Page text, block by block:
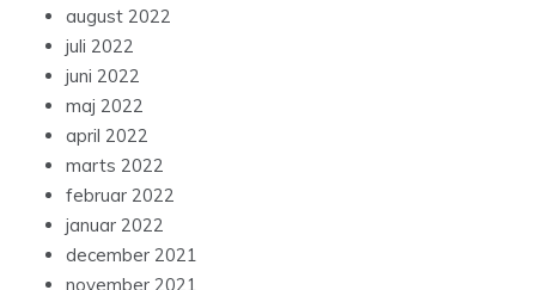
august 2022
juli 2022
juni 2022
maj 2022
april 2022
marts 2022
februar 2022
januar 2022
december 2021
november 2021